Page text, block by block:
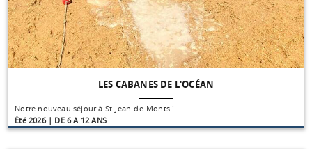
LES CABANES DE L'OCÉAN
Notre nouveau séjour à St-Jean-de-Monts !
Été 2026 | DE 6 A 12 ANS